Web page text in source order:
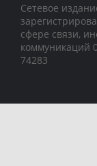
Сетевое
сфере связи,
коммуникаций
74283